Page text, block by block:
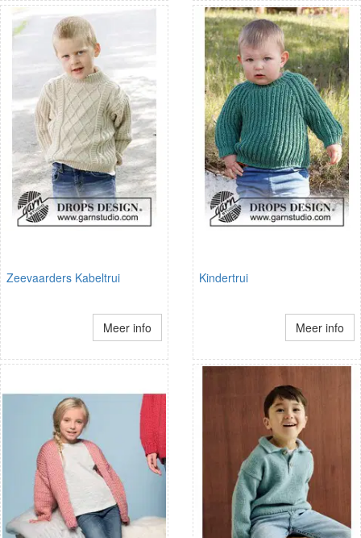
Zeevaarders Kabeltrui
Meer info
Kindertrui
Meer info